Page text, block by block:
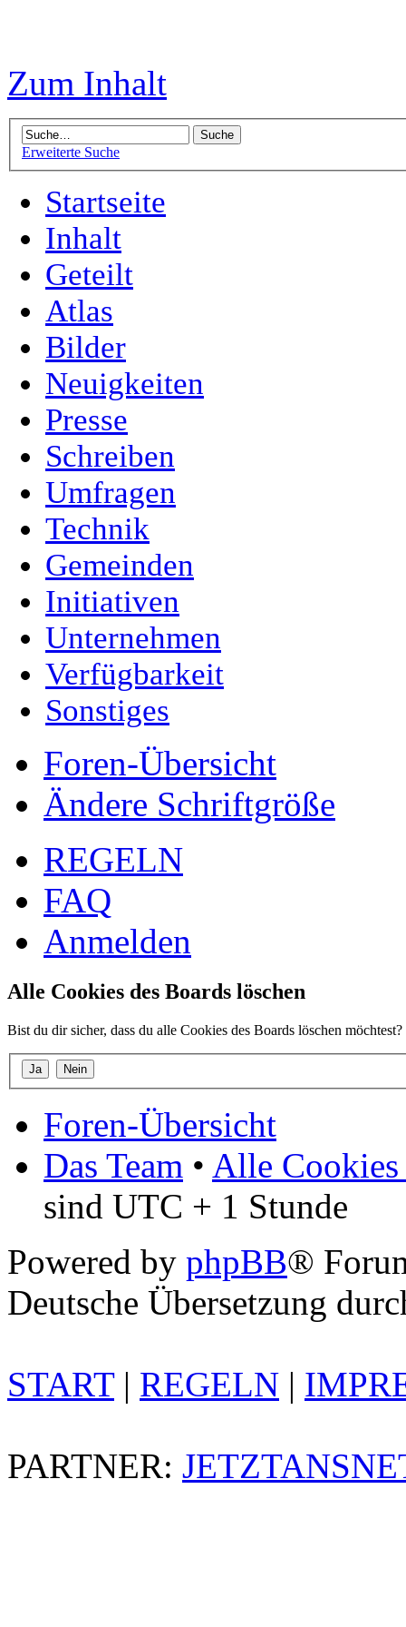
Zum Inhalt
Erweiterte Suche
Startseite
Inhalt
Geteilt
Atlas
Bilder
Neuigkeiten
Presse
Schreiben
Umfragen
Technik
Gemeinden
Initiativen
Unternehmen
Verfügbarkeit
Sonstiges
Foren-Übersicht
Ändere Schriftgröße
REGELN
FAQ
Anmelden
Alle Cookies des Boards löschen
Bist du dir sicher, dass du alle Cookies des Boards löschen möchtest?
Foren-Übersicht
Das Team • Alle Cookies
sind UTC + 1 Stunde
Powered by phpBB®
Deutsche Übersetzung
START| REGELN |
PARTNER: